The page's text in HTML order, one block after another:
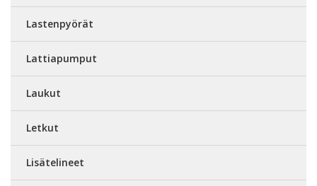
Lastenpyörät
Lattiapumput
Laukut
Letkut
Lisätelineet